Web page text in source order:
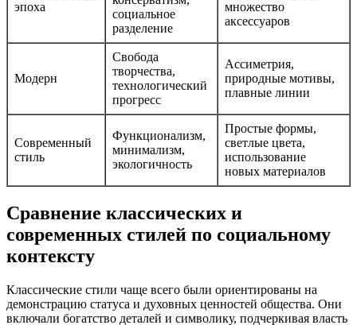
эпоха
социальное
разделение
множество
аксессуаров
Модерн
Свобода
творчества,
технологический
прогресс
Ассиметрия,
природные мотивы,
плавные линии
Современный
стиль
Функционализм,
минимализм,
экологичность
Простые формы,
светлые цвета,
использование
новых материалов
Сравнение классических и
современных стилей по социальному
контексту
Классические стили чаще всего были ориентированы на
демонстрацию статуса и духовных ценностей общества. Они
включали богатство деталей и символику, подчеркивая власть